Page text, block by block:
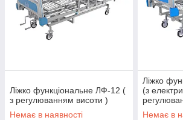
Ліжко функціональне ЛФ-12 (
з регулюванням висоти )
Немає в наявності
Ліжко
(з
нахилу
Немає в